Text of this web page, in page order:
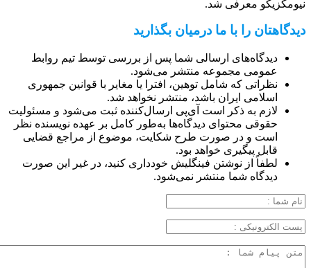
نیومکزیکو معرفی شد.
دیدگاهتان را با ما درمیان بگذارید
دیدگاه‌های ارسالی شما پس از بررسی توسط تیم روابط
عمومی مجموعه منتشر می‌شود.
نظراتی که شامل توهین، افترا یا مغایر با قوانین جمهوری
اسلامی ایران باشد، منتشر نخواهد شد.
لازم به ذکر است آی‌پی ارسال‌کننده ثبت می‌شود و مسئولیت
حقوقی محتوای دیدگاه‌ها به‌طور کامل بر عهده نویسنده نظر
است و در صورت طرح شکایت، موضوع از مراجع قضایی
قابل پیگیری خواهد بود.
لطفاً از نوشتن فینگلیش خودداری کنید، در غیر این صورت
دیدگاه شما منتشر نمی‌شود.